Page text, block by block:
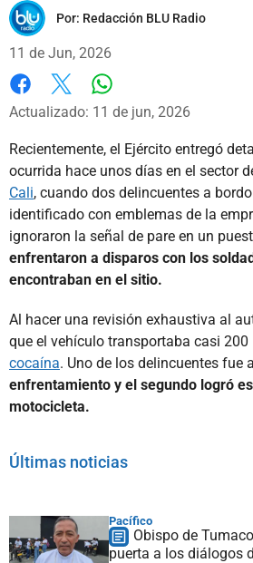
Por: Redacción BLU Radio
11 de Jun, 2026
Facebook
X
Actualizado: 11 de jun, 2026
Recientemente, el Ejército entregó
ocurrida hace unos días en el sector
Cali, cuando dos delincuentes a
identificado con emblemas de la
ignoraron la señal de pare en un
enfrentaron a disparos con los
encontraban en el sitio.
Al hacer una revisión exhaustiva al
que el vehículo transportaba casi
cocaína. Uno de los delincuentes fue
enfrentamiento y el segundo logró
motocicleta.
Últimas noticias
Pacífico
Obispo de
puerta a los diálogos